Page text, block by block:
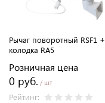
Рычаг поворотный RSF1 +
колодка RA5
Розничная цена
0 руб. / шт
Рейтинг: